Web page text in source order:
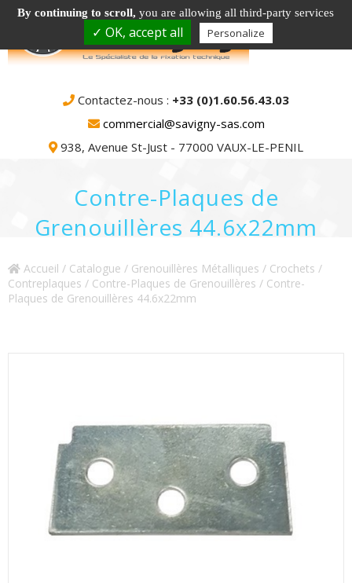
Contactez-nous : +33 (0)1.60.56.43.03
commercial@savigny-sas.com
938, Avenue St-Just - 77000 VAUX-LE-PENIL
Contre-Plaques de
Grenouillères 44.6x22mm
Accueil / Catalogue / Grenouillères Métalliques / Crochets /
Contreplaques / Contre-Plaques de Grenouillères / Contre-
Plaques de Grenouillères 44.6x22mm
By continuing to scroll, you are allowing all third-party services
✓ OK, accept all Personalize